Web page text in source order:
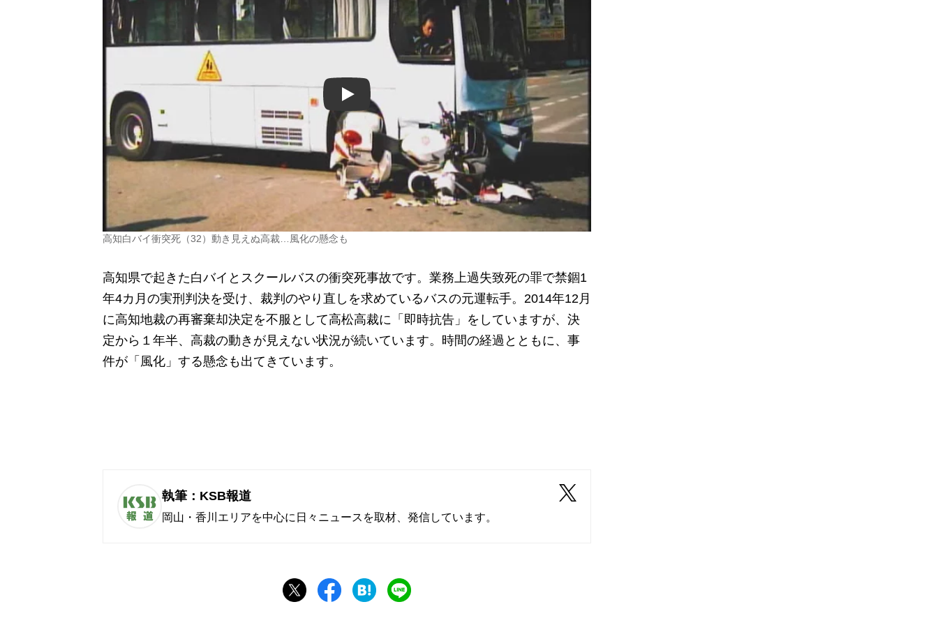
Play
高知白バイ衝突死（32）動き見えぬ高裁…風化の懸念も
高知県で起きた白バイとスクールバスの衝突死事故です。業務上過失致死の罪で禁錮1
年4カ月の実刑判決を受け、裁判のやり直しを求めているバスの元運転手。2014年12月
に高知地裁の再審棄却決定を不服として高松高裁に「即時抗告」をしていますが、決
定から１年半、高裁の動きが見えない状況が続いています。時間の経過とともに、事
件が「風化」する懸念も出てきています。
執筆：KSB報道
岡山・香川エリアを中心に日々ニュースを取材、発信しています。